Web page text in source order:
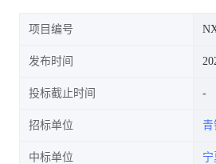
项目编号
发布时间
投标截止时间
招标单位 青
中标单位 宁